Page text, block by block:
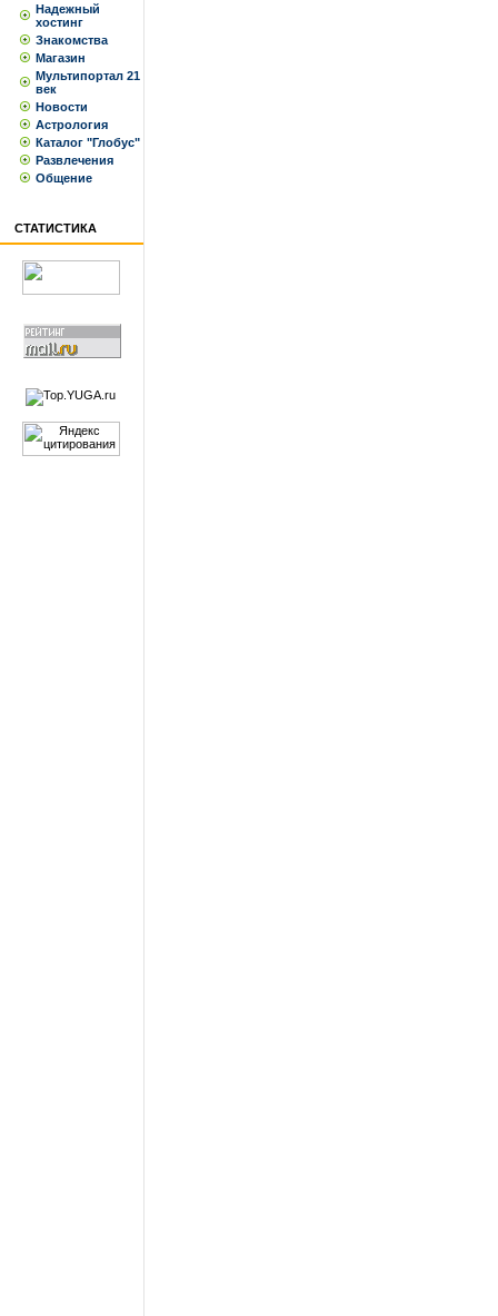
Надежный
хостинг
Знакомства
Магазин
Мультипортал 21
век
Новости
Астрология
Каталог "Глобус"
Развлечения
Общение
СТАТИСТИКА